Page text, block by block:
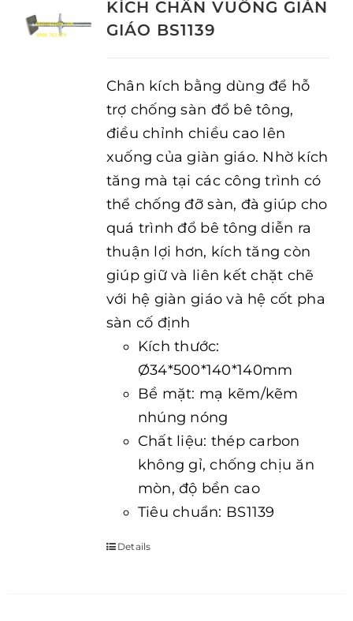
KÍCH CHÂN VUÔNG GIÀN
GIÁO BS1139
Chân kích bằng dùng để hỗ
trợ chống sàn đổ bê tông,
điều chỉnh chiều cao lên
xuống của giàn giáo. Nhờ kích
tăng mà tại các công trình có
thể chống đỡ sàn, đà giúp cho
quá trình đổ bê tông diễn ra
thuận lợi hơn, kích tăng còn
giúp giữ và liên kết chặt chẽ
với hệ giàn giáo và hệ cốt pha
sàn cố định
Kích thước:
Ø34*500*140*140mm
Bề mặt: mạ kẽm/kẽm
nhúng nóng
Chất liệu: thép carbon
không gỉ, chống chịu ăn
mòn, độ bền cao
Tiêu chuẩn: BS1139
Details